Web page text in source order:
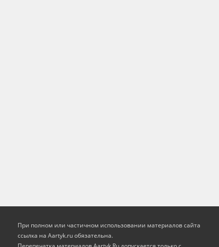
При полном или частичном использовании материалов сайта
ссылка на Aartyk.ru oбязательна.